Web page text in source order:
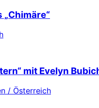
mit Evelyn
/ Österreich